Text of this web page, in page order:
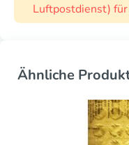
Luftpostdienst)
Ähnliche